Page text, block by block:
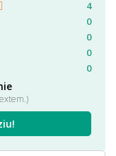
4
0
0
0
0